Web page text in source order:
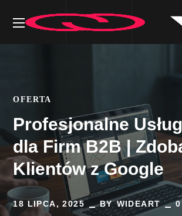
OFERTA
Profesjonalne
dla Firm B2B |
Klientów z Google
18 LIPCA, 2025 BYWIDEART